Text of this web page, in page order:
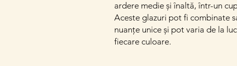
ardere medie și înaltă, într-un
Aceste glazuri pot fi combinate
nuanțe unice și pot varia de la
fiecare culoare.